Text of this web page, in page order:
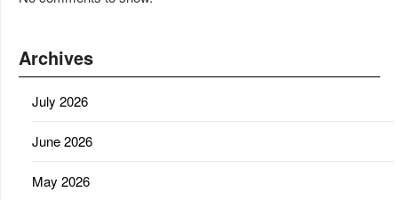
Archives
July 2026
June 2026
May 2026